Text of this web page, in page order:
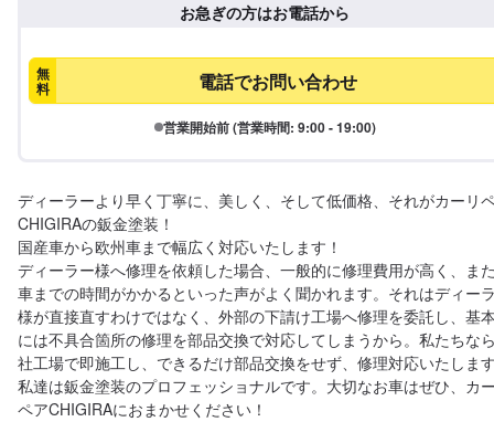
お急ぎの方はお電話から
無
料 電話でお問い合わせ
営業開始前 (営業時間: 9:00 - 19:00)
ディーラーより早く丁寧に、美しく、そして低価格、それがカーリ
CHIGIRAの鈑金塗装！
国産車から欧州車まで幅広く対応いたします！
ディーラー様へ修理を依頼した場合、一般的に修理費用が高く、ま
車までの時間がかかるといった声がよく聞かれます。それはディー
様が直接直すわけではなく、外部の下請け工場へ修理を委託し、基
には不具合箇所の修理を部品交換で対応してしまうから。私たちな
社工場で即施工し、できるだけ部品交換をせず、修理対応いたしま
私達は鈑金塗装のプロフェッショナルです。大切なお車はぜひ、カ
ペアCHIGIRAにおまかせください！